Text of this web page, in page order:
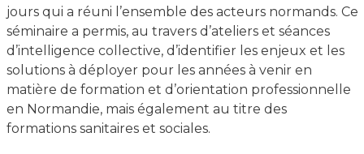
jours qui a réuni l’ensemble des acteurs normands. Ce
séminaire a permis, au travers d’ateliers et séances
d’intelligence collective, d’identifier les enjeux et les
solutions à déployer pour les années à venir en
matière de formation et d’orientation professionnelle
en Normandie, mais également au titre des
formations sanitaires et sociales.